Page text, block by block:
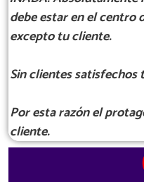
debe estar en el centro
excepto tu cliente.
Sin clientes
Por esta razón el
cliente.